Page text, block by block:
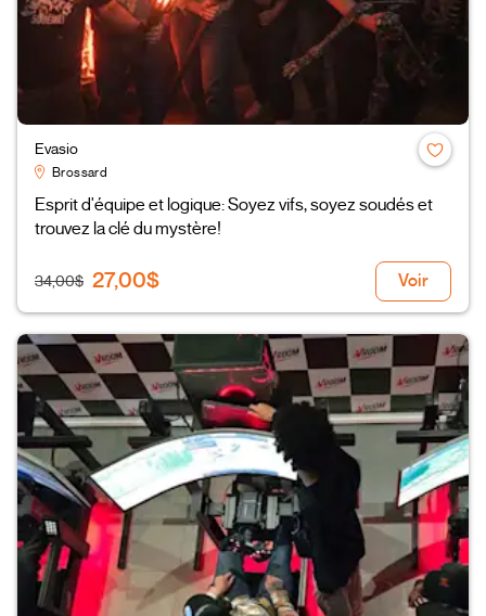
Evasio
Brossard
Esprit d'équipe et logique: Soyez vifs, soyez soudés et
trouvez la clé du mystère!
34,00$ 27,00$ Voir